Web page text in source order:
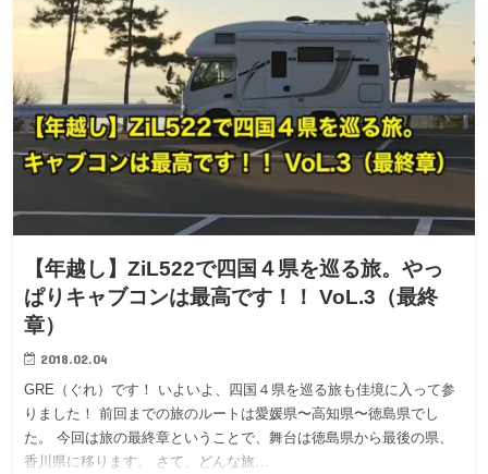
【年越し】ZiL522で四国４県を巡る旅。やっ
ぱりキャブコンは最高です！！ VoL.3（最終
章）
2018.02.04
GRE（ぐれ）です！ いよいよ、四国４県を巡る旅も佳境に入って参
りました！ 前回までの旅のルートは愛媛県〜高知県〜徳島県でし
た。 今回は旅の最終章ということで、舞台は徳島県から最後の県、
香川県に移ります。 さて、どんな旅…